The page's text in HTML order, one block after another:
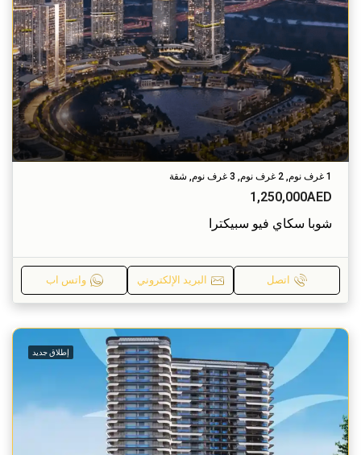
1 غرف نوم, 2 غرف نوم, 3 غرف نوم, شقة
1,250,000AED
شوبا سكاي فيو سبيكترا
اتصل البريد الإلكتروني واتس اب
إطلاق جديد